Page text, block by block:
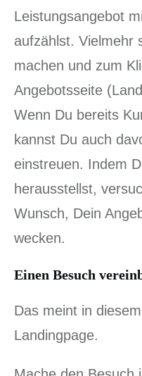
Leistungsangebot
aufzählst. Vielmehr
machen und zum
Angebotsseite
Wenn Du bereits
kannst Du auch
einstreuen. Indem
herausstellst,
Wunsch, Dein
wecken.
Einen Besuch
Das meint in
Landingpage.